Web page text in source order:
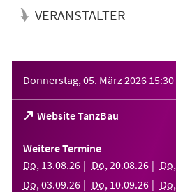
VERANSTALTER
Donnerstag, 05. März 2026 15:30
Website TanzBau
(Öffnet
in
einem
neuen
Tab)
Weitere Termine
Do, 13.08.26 Do, 20.08.26 Do,
Do, 03.09.26 Do, 10.09.26 Do,